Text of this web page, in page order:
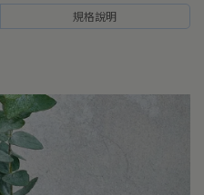
規格說明